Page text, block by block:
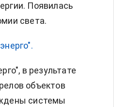
Появилась
света.
в результате
объектов
системы